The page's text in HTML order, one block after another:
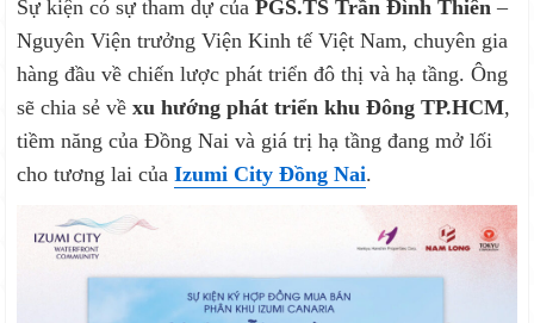
Sự kiện có sự tham dự củaPGS.TS Trần Đình Thiên –
Nguyên Viện trưởng Viện Kinh tế Việt Nam, chuyên gia
hàng đầu về chiến lược phát triển đô thị và hạ tầng. Ông
sẽ chia sẻ vềxu hướng phát triển khu Đông TP.HCM,
tiềm năng của Đồng Nai và giá trị hạ tầng đang mở lối
cho tương lai củaIzumi City Đồng Nai.